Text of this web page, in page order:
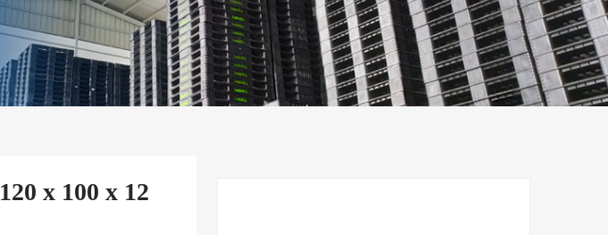
x 100 x 12